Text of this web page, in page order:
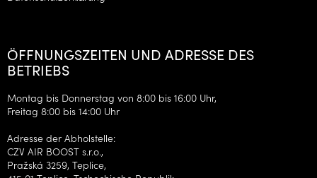
ÖFFNUNGSZEITEN UND ADRESSE DES
BETRIEBS
Montag bis Donnerstag von 8:00 bis 16:00 Uhr,
Freitag 8:00 bis 14:00 Uhr
Adresse der Abholstelle:
CZV AIR BOOST s.r.o.,
Pražská 3259, Teplice,